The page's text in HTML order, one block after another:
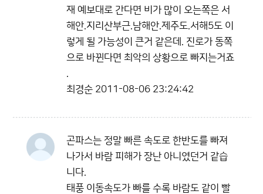
재 예보대로 간다면 비가 많이 오는쪽은 서
해안.지리산부근.남해안.제주도.서해5도 이
렇게 될 가능성이 큰거 같은데. 진로가 동쪽
으로 바뀐다면 최악의 상황으로 빠지는거죠
.
최경순 2011-08-06 23:24:42
곤파스는 정말 빠른 속도로 한반도를 빠져
나가서 바람 피해가 장난 아니였던거 같습
니다.
태풍 이동속도가 빠를 수록 바람도 같이 빨